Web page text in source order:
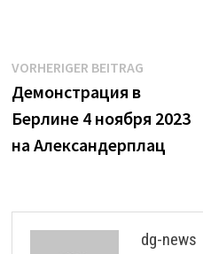
Beitrags-
Navigation
VORHERIGER BEITRAGVorheriger
Демонстрация в
Берлине 4 ноября 2023
на Александерплац
dg-news